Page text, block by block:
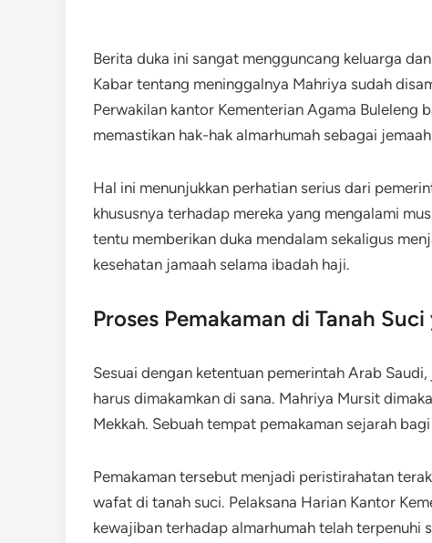
Berita duka ini sangat mengguncang keluarga
Kabar tentang meninggalnya Mahriya sudah
Perwakilan kantor Kementerian Agama Buleleng
memastikan hak-hak almarhumah sebagai
Hal ini menunjukkan perhatian serius dari
khususnya terhadap mereka yang mengalami
tentu memberikan duka mendalam sekaligus
kesehatan jamaah selama ibadah haji.
Proses Pemakaman di Tanah
Sesuai dengan ketentuan pemerintah Arab
harus dimakamkan di sana. Mahriya Mursit
Mekkah. Sebuah tempat pemakaman sejarah
Pemakaman tersebut menjadi peristirahatan
wafat di tanah suci. Pelaksana Harian Kantor
kewajiban terhadap almarhumah telah terpenuhi